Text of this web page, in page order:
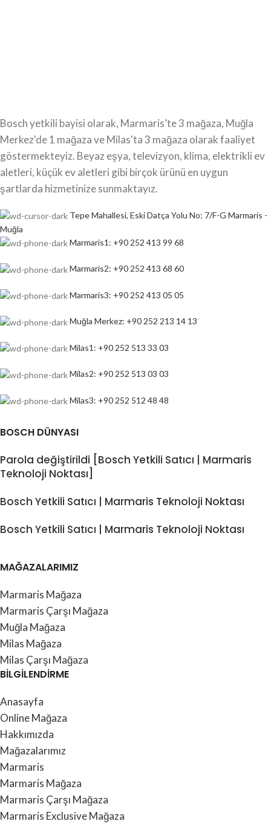
Bosch yetkili bayisi olarak, Marmaris’te 3 mağaza, Muğla
Merkez'de 1 mağaza ve Milas'ta 3 mağaza olarak faaliyet
göstermekteyiz. Beyaz eşya, televizyon, klima, elektrikli ev
aletleri, küçük ev aletleri gibi birçok ürünü en uygun
şartlarda hizmetinize sunmaktayız.
Tepe Mahallesi, Eski Datça Yolu No: 7/F-G Marmaris -
Muğla
Marmaris1: +90 252 413 99 68
Marmaris2: +90 252 413 68 60
Marmaris3: +90 252 413 05 05
Muğla Merkez: +90 252 213 14 13
Milas1: +90 252 513 33 03
Milas2: +90 252 513 03 03
Milas3: +90 252 512 48 48
BOSCH DÜNYASI
Parola değiştirildi [Bosch Yetkili Satıcı | Marmaris
Teknoloji Noktası]
Bosch Yetkili Satıcı | Marmaris Teknoloji Noktası
Bosch Yetkili Satıcı | Marmaris Teknoloji Noktası
MAĞAZALARIMIZ
Marmaris Mağaza
Marmaris Çarşı Mağaza
Muğla Mağaza
Milas Mağaza
Milas Çarşı Mağaza
BİLGİLENDİRME
Anasayfa
Online Mağaza
Hakkımızda
Mağazalarımız
Marmaris
Marmaris Mağaza
Marmaris Çarşı Mağaza
Marmaris Exclusive Mağaza